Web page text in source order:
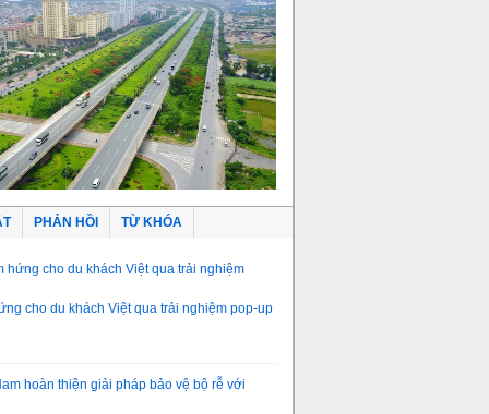
PHẢN HỒI TỪ KHÓA
cho du khách Việt qua trải nghiệm pop-up